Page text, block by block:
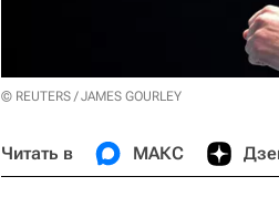
© REUTERS / JAMES GOURLEY
Читать в МАКС